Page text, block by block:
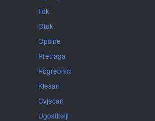
Ilok
Otok
Općine
Pretraga
Pogrebnici
Klesari
Cvjećari
Ugostitelji